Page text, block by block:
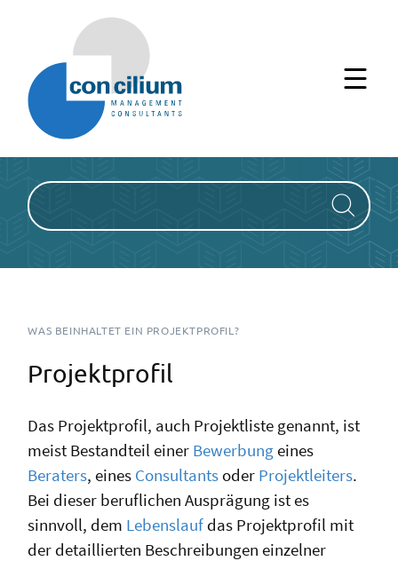
IT-Lexikon
WAS BEINHALTET EIN PROJEKTPROFIL?
Projektprofil
Das Projektprofil, auch Projektliste genannt, ist
meist Bestandteil einer Bewerbungeines
Beraters, eines Consultantsoder Projektleiters.
Bei dieser beruflichen Ausprägung ist es
sinnvoll, dem Lebenslauf das Projektprofil mit
der detaillierten Beschreibungen einzelner